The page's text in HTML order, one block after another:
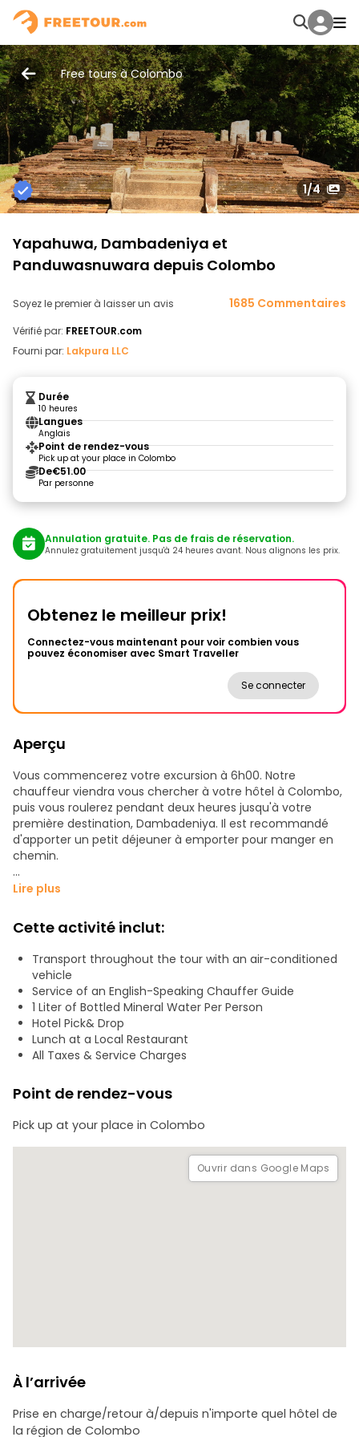
Free tours à Colombo
1/4
Yapahuwa, Dambadeniya et
Panduwasnuwara depuis Colombo
Soyez le premier à laisser un avis 1685 Commentaires
Vérifié par: FREETOUR.com
Fourni par: Lakpura LLC
Durée
10 heures
Langues
Anglais
Point de rendez-vous
Pick up at your place in Colombo
De€51.00
Par personne
Annulation gratuite. Pas de frais de réservation.
Annulez gratuitement jusqu'à 24 heures avant. Nous alignons les prix.
Obtenez le meilleur prix!
Connectez-vous maintenant pour voir combien vous
pouvez économiser avec Smart Traveller
Se connecter
Aperçu
Vous commencerez votre excursion à 6h00. Notre
chauffeur viendra vous chercher à votre hôtel à Colombo,
puis vous roulerez pendant deux heures jusqu'à votre
première destination, Dambadeniya. Il est recommandé
d'apporter un petit déjeuner à emporter pour manger en
chemin.
Le royaume de Dambadeniya était à son apogée au milieu
Parakramabahu II. Ce roi pacifique a porté la littérature
cinghalaise à de nouveaux sommets avec ses chefs-
d'œuvre de poésie épique "Kavisilumina" et "Visuddi Marga
Sannasa". Vous verrez les vestiges récemment excavés de
l'ancien temple de la Dent, où se trouvait la relique de la
Dent, ainsi que les ruines du palais royal avec ses jardins,
ses murs et ses douves. Vous partirez pour le fascinant
Yapahuwa à 9h00 et arriverez à 10h30.
Yapahuwa était la capitale du Sri Lanka juste après
forteresse a été construite sur un rocher géant dans le
l'architecture de cette forteresse est complètement
différente de celle de Sigiriya, avec de larges escaliers, de
belles sculptures en pierre et des sculptures très détaillées
Lire plus
Cette activité inclut:
Transport throughout the tour with an air-conditioned
vehicle
Service of an English-Speaking Chauffer Guide
1 Liter of Bottled Mineral Water Per Person
Hotel Pick& Drop
Lunch at a Local Restaurant
All Taxes & Service Charges
Point de rendez-vous
Pick up at your place in Colombo
Ouvrir dans Google Maps
À l’arrivée
Prise en charge/retour à/depuis n'importe quel hôtel de
la région de Colombo